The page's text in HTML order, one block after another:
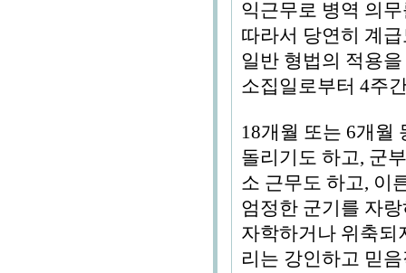
익근무로 병역 의
따라서 당연히 계
일반 형법의 적용
소집일로부터 4주
18개월 또는 6개월
돌리기도 하고, 군
소 근무도 하고, 이
엄정한 군기를 자
자학하거나 위축되
리는 강인하고 믿